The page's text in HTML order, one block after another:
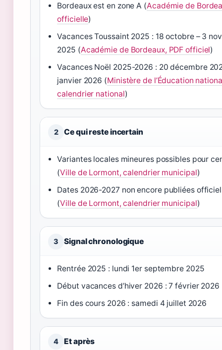
Bordeaux est en zone A (Académie de
officielle)
Vacances Toussaint 2025 : 18 octobre – 3
2025 (Académie de Bordeaux, PDF officiel)
Vacances Noël 2025-2026 : 20 décembre
janvier 2026 (Ministère de l’Éducation
calendrier national)
2 Ce qui reste incertain
Variantes locales mineures possibles pour
(Ville de Lormont, calendrier municipal)
Dates 2026-2027 non encore publiées
(Ville de Lormont, calendrier municipal)
3 Signal chronologique
Rentrée 2025 : lundi 1er septembre 2025
Début vacances d’hiver 2026 : 7 février 2026
Fin des cours 2026 : samedi 4 juillet 2026
4 Et après